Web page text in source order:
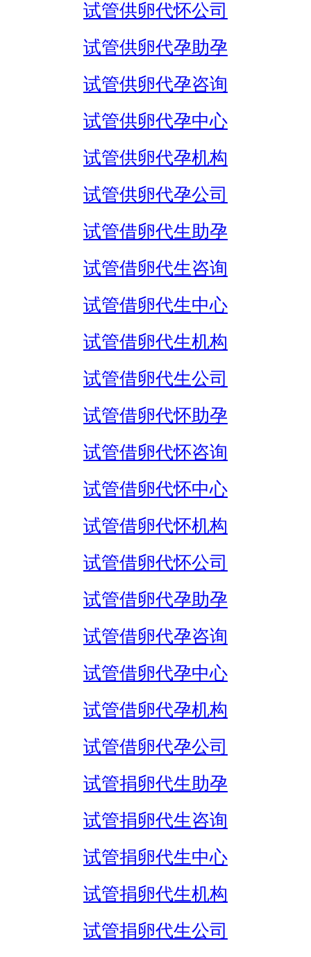
试管供卵代怀公司
试管供卵代孕助孕
试管供卵代孕咨询
试管供卵代孕中心
试管供卵代孕机构
试管供卵代孕公司
试管借卵代生助孕
试管借卵代生咨询
试管借卵代生中心
试管借卵代生机构
试管借卵代生公司
试管借卵代怀助孕
试管借卵代怀咨询
试管借卵代怀中心
试管借卵代怀机构
试管借卵代怀公司
试管借卵代孕助孕
试管借卵代孕咨询
试管借卵代孕中心
试管借卵代孕机构
试管借卵代孕公司
试管捐卵代生助孕
试管捐卵代生咨询
试管捐卵代生中心
试管捐卵代生机构
试管捐卵代生公司